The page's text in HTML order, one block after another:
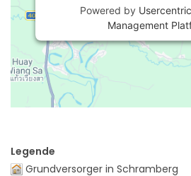
Powered by
Management
Legende
Grundversorger in Schramberg